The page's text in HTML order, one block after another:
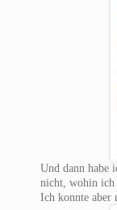
Und dann habe
nicht, wohin ich
Ich konnte aber